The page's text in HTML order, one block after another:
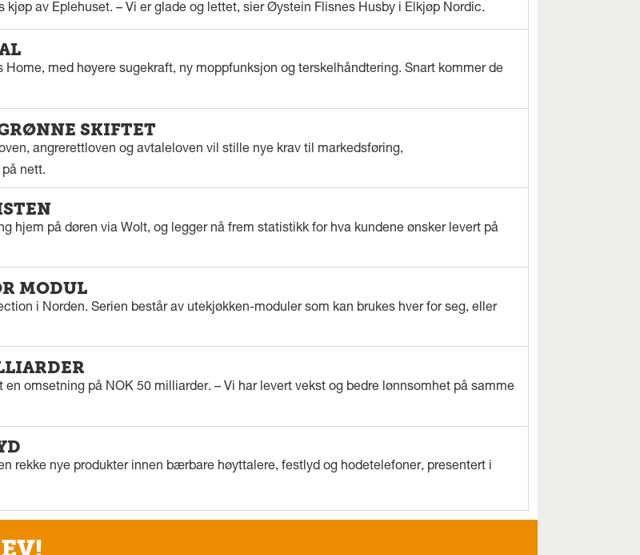
kjøp av Eplehuset. – Vi er glade og lettet, sier Øystein Flisnes Husby i Elkjøp Nordic.
Home, med høyere sugekraft, ny moppfunksjon og terskelhåndtering. Snart kommer de
SKIFTET
angrerettloven og avtaleloven vil stille nye krav til markedsføring,
nett.
hjem på døren via Wolt, og legger nå frem statistikk for hva kundene ønsker levert på
MODUL
i Norden. Serien består av utekjøkken-moduler som kan brukes hver for seg, eller
omsetning på NOK 50 milliarder. – Vi har levert vekst og bedre lønnsomhet på samme
rekke nye produkter innen bærbare høyttalere, festlyd og hodetelefoner, presentert i